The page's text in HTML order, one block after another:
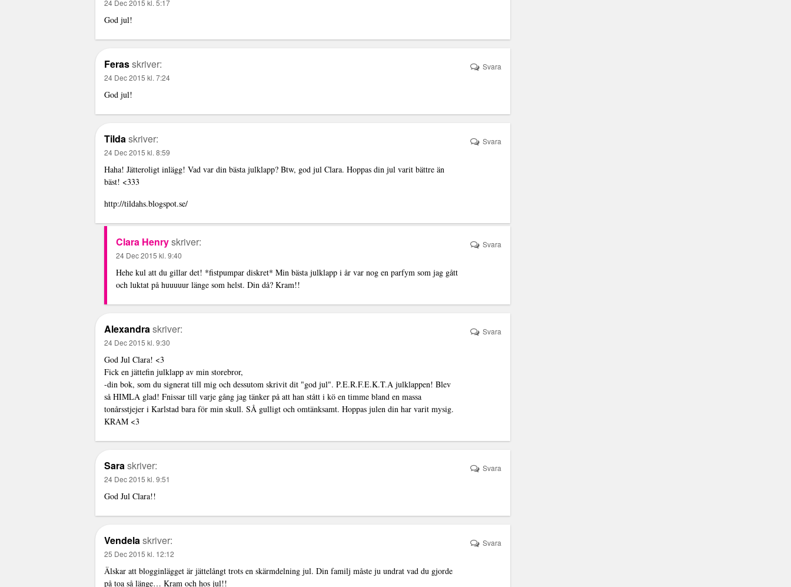
24 Dec 2015 kl. 5:17
God jul!
Ferasskriver:
24 Dec 2015 kl. 7:24
God jul!
Svara
Tildaskriver:
24 Dec 2015 kl. 8:59
Haha! Jätteroligt inlägg! Vad var din bästa julklapp? Btw, god jul Clara. Hoppas din jul varit bättre än
bäst! <333
http://tildahs.blogspot.se/
Svara
Clara Henryskriver:
24 Dec 2015 kl. 9:40
Hehe kul att du gillar det! *fistpumpar diskret* Min bästa julklapp i år var nog en parfym som jag gått
och luktat på huuuuur länge som helst. Din då? Kram!!
Svara
Alexandraskriver:
24 Dec 2015 kl. 9:30
God Jul Clara! <3
Fick en jättefin julklapp av min storebror,
-din bok, som du signerat till mig och dessutom skrivit dit "god jul". P.E.R.F.E.K.T.A julklappen! Blev
så HIMLA glad! Fnissar till varje gång jag tänker på att han stått i kö en timme bland en massa
tonårsstjejer i Karlstad bara för min skull. SÅ gulligt och omtänksamt. Hoppas julen din har varit mysig.
KRAM <3
Svara
Saraskriver:
24 Dec 2015 kl. 9:51
God Jul Clara!!
Svara
Vendelaskriver:
25 Dec 2015 kl. 12:12
Älskar att blogginlägget är jättelångt trots en skärmdelning jul. Din familj måste ju undrat vad du gjorde
på toa så länge… Kram och hos jul!!
Svara